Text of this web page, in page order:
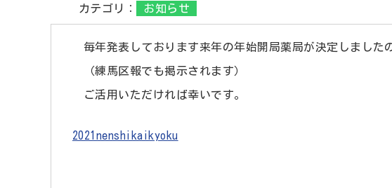
カテゴリ：
お知らせ
毎年発表しております来年の年始開局薬局が決定しました
（練馬区報でも掲示されます）
ご活用いただければ幸いです。
2021nenshikaikyoku